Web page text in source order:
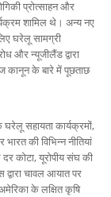
प्रोत्साहन और
शामिल थे। अन्य नए
घरेलू सामग्री
और न्यूजीलैंड द्वारा
कानून के बारे में पूछताछ
सहायता कार्यक्रमों,
की विभिन्न नीतियां
कोटा, यूरोपीय संघ की
द्वारा चावल आयात पर
के लक्षित कृषि